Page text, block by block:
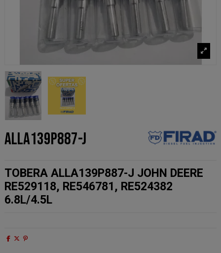
ALLA139P887-J
TOBERA ALLA139P887-J JOHN DEERE
RE529118, RE546781, RE524382
6.8L/4.5L